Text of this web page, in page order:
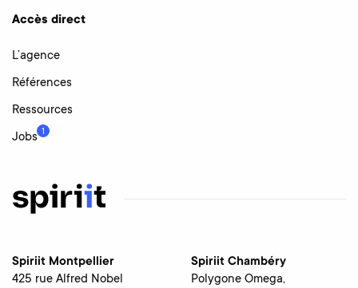
Accès direct
L’agence
Références
Ressources
Jobs 1
Spiriit Montpellier
425 rue Alfred Nobel
Spiriit Chambéry
Polygone Omega,